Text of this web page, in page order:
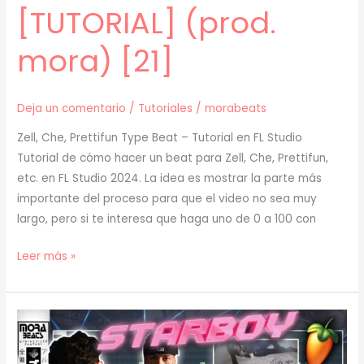
[TUTORIAL] (prod.
mora) [21]
Deja un comentario / Tutoriales /morabeats
Zell, Che, Prettifun Type Beat – Tutorial en FL Studio
Tutorial de cómo hacer un beat para Zell, Che, Prettifun,
etc. en FL Studio 2024. La idea es mostrar la parte más
importante del proceso para que el video no sea muy
largo, pero si te interesa que haga uno de 0 a 100 con
[
]
Cómo
Hacer
un
Leer más »